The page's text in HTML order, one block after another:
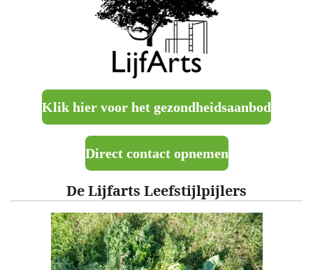
Klik hier voor het gezondheidsaanbod
Direct contact opnemen
De Lijfarts Leefstijlpijlers